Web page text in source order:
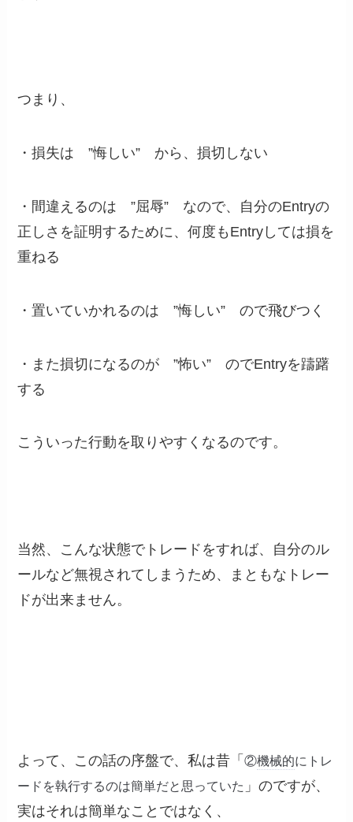
つまり、
・損失は ”悔しい” から、損切しない
・間違えるのは ”屈辱” なので、自分のEntryの
正しさを証明するために、何度もEntryしては損を
重ねる
・置いていかれるのは ”悔しい” ので飛びつく
・また損切になるのが ”怖い” のでEntryを躊躇
する
こういった行動を取りやすくなるのです。
当然、こんな状態でトレードをすれば、自分のル
ールなど無視されてしまうため、まともなトレー
ドが出来ません。
よって、この話の序盤で、私は昔「②機械的にトレ
ードを執行するのは簡単だと思っていた 」のですが、
実はそれは簡単なことではなく、